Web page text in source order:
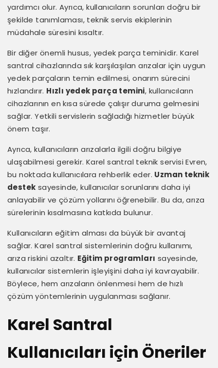
yardımcı olur. Ayrıca, kullanıcıların sorunları doğru bir
şekilde tanımlaması, teknik servis ekiplerinin
müdahale süresini kısaltır.
Bir diğer önemli husus, yedek parça teminidir. Karel
santral cihazlarında sık karşılaşılan arızalar için uygun
yedek parçaların temin edilmesi, onarım sürecini
hızlandırır. Hızlı yedek parça temini, kullanıcıların
cihazlarının en kısa sürede çalışır duruma gelmesini
sağlar. Yetkili servislerin sağladığı hizmetler büyük
önem taşır.
Ayrıca, kullanıcıların arızalarla ilgili doğru bilgiye
ulaşabilmesi gerekir. Karel santral teknik servisi Evren,
bu noktada kullanıcılara rehberlik eder. Uzman teknik
destek sayesinde, kullanıcılar sorunlarını daha iyi
anlayabilir ve çözüm yollarını öğrenebilir. Bu da, arıza
sürelerinin kısalmasına katkıda bulunur.
Kullanıcıların eğitim alması da büyük bir avantaj
sağlar. Karel santral sistemlerinin doğru kullanımı,
arıza riskini azaltır. Eğitim programları sayesinde,
kullanıcılar sistemlerin işleyişini daha iyi kavrayabilir.
Böylece, hem arızaların önlenmesi hem de hızlı
çözüm yöntemlerinin uygulanması sağlanır.
Karel Santral
Kullanıcıları için Öneriler